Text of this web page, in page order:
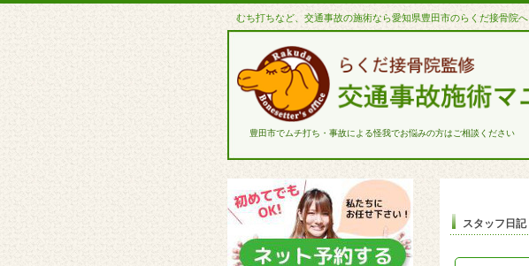
むち打ちなど、交通事故の施術なら愛知県豊田市のらくだ接骨院へ
豊田市でムチ打ち・事故による怪我でお悩みの方はご相談ください
スタッフ日記